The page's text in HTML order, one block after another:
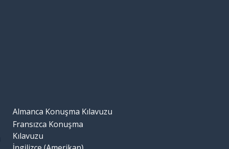
Almanca Konuşma Kılavuzu
Fransızca Konuşma
Kılavuzu